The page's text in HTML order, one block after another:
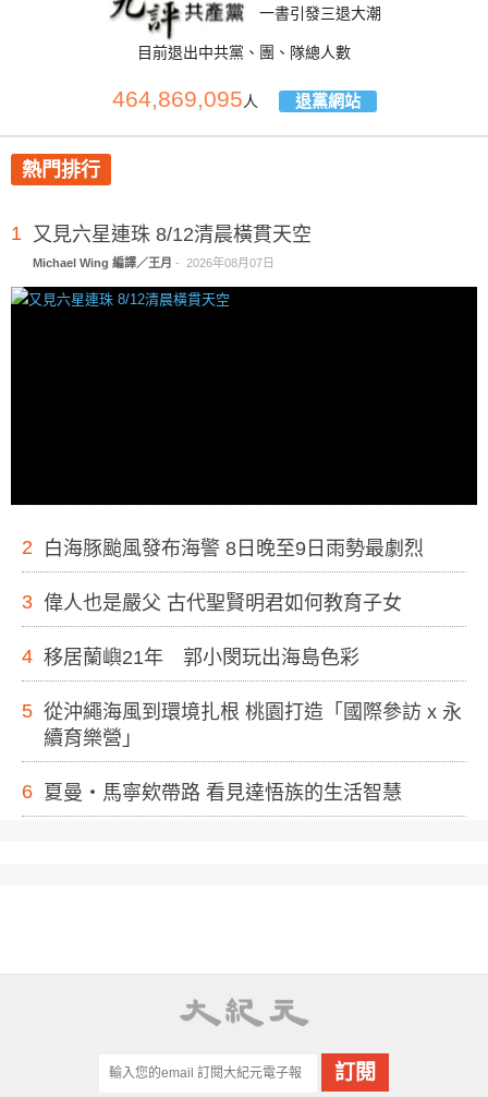
一書引發三退大潮
目前退出中共黨、團、隊總人數
464,869,095人 退黨網站
熱門排行
1 又見六星連珠 8/12清晨橫貫天空
Michael Wing 編譯／王月 - 2026年08月07日
2 白海豚颱風發布海警 8日晚至9日雨勢最劇烈
3 偉人也是嚴父 古代聖賢明君如何教育子女
4 移居蘭嶼21年 郭小閔玩出海島色彩
5 從沖繩海風到環境扎根 桃園打造「國際參訪 x 永
續育樂營」
6 夏曼・馬寧欸帶路 看見達悟族的生活智慧